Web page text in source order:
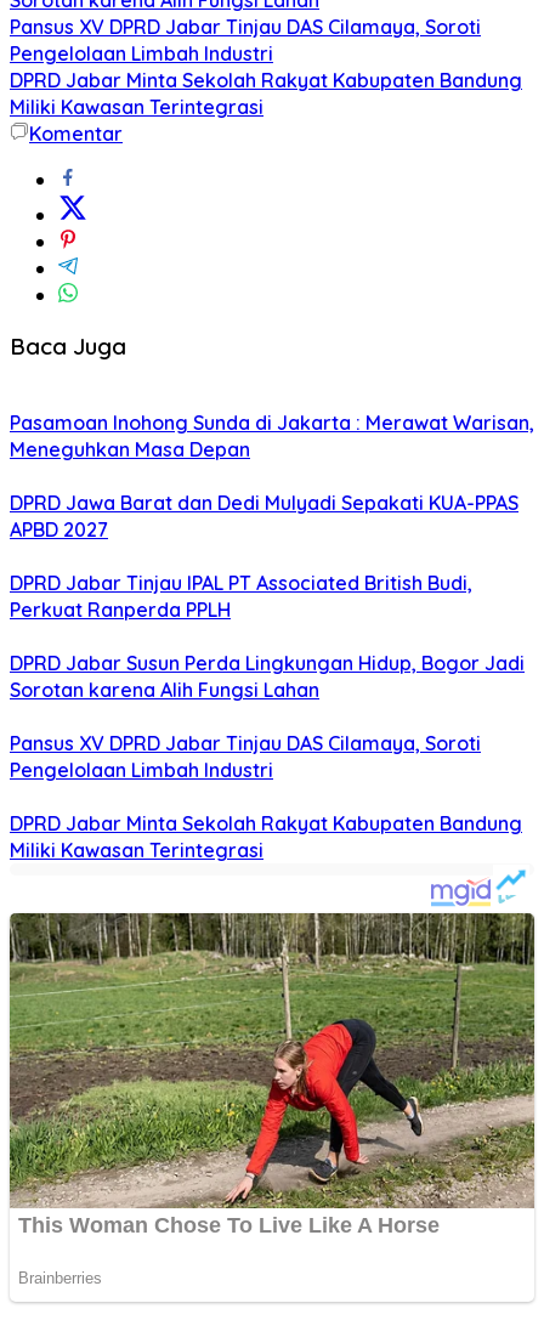
Pansus XV DPRD Jabar Tinjau DAS Cilamaya, Soroti
Pengelolaan Limbah Industri
DPRD Jabar Minta Sekolah Rakyat Kabupaten Bandung
Miliki Kawasan Terintegrasi
Komentar
Baca Juga
Pasamoan Inohong Sunda di Jakarta : Merawat Warisan,
Meneguhkan Masa Depan
DPRD Jawa Barat dan Dedi Mulyadi Sepakati KUA-PPAS
APBD 2027
DPRD Jabar Tinjau IPAL PT Associated British Budi,
Perkuat Ranperda PPLH
DPRD Jabar Susun Perda Lingkungan Hidup, Bogor Jadi
Sorotan karena Alih Fungsi Lahan
Pansus XV DPRD Jabar Tinjau DAS Cilamaya, Soroti
Pengelolaan Limbah Industri
DPRD Jabar Minta Sekolah Rakyat Kabupaten Bandung
Miliki Kawasan Terintegrasi